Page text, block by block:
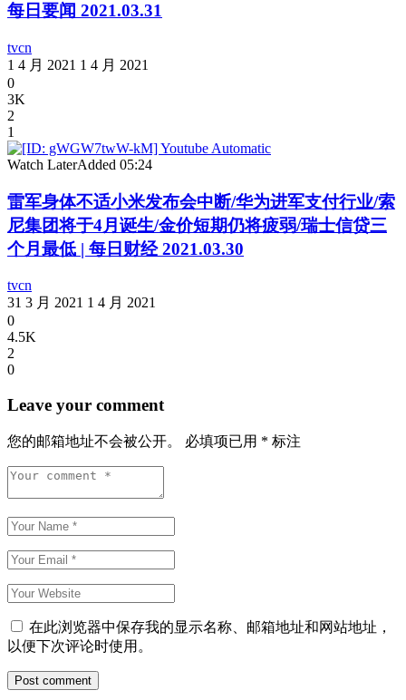
每日要闻 2021.03.31
tvcn
1 4 月 2021 1 4 月 2021
0
3K
2
1
Watch LaterAdded 05:24
雷军身体不适小米发布会中断/华为进军支付行业/索
尼集团将于4月诞生/金价短期仍将疲弱/瑞士信贷三
个月最低 | 每日财经 2021.03.30
tvcn
31 3 月 2021 1 4 月 2021
0
4.5K
2
0
Leave your comment
您的邮箱地址不会被公开。 必填项已用 * 标注
在此浏览器中保存我的显示名称、邮箱地址和网站地址，
以便下次评论时使用。